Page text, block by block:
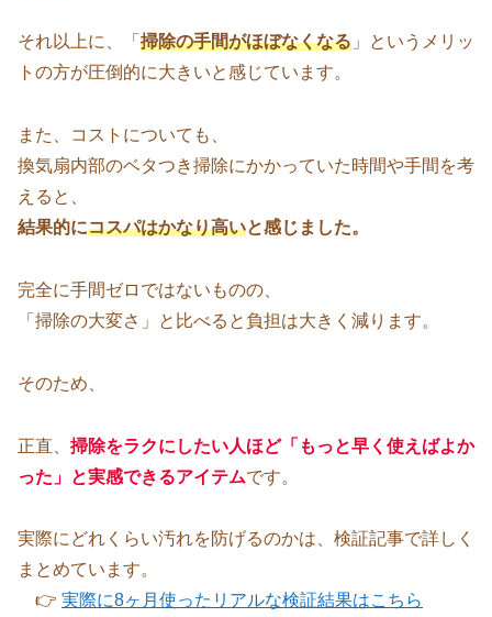
それ以上に、「 掃除の手間がほぼなくなる 」というメリッ
トの方が圧倒的に大きいと感じています。
また、コストについても、
換気扇内部のベタつき掃除にかかっていた時間や手間を考
えると、
結果的にコスパはかなり高いと感じました。
完全に手間ゼロではないものの、
「掃除の大変さ」と比べると負担は大きく減ります。
そのため、
正直、 掃除をラクにしたい人ほど「もっと早く使えばよか
った」と実感できるアイテムです。
実際にどれくらい汚れを防げるのかは、検証記事で詳しく
まとめています。
👉 実際に8ヶ月使ったリアルな検証結果はこちら